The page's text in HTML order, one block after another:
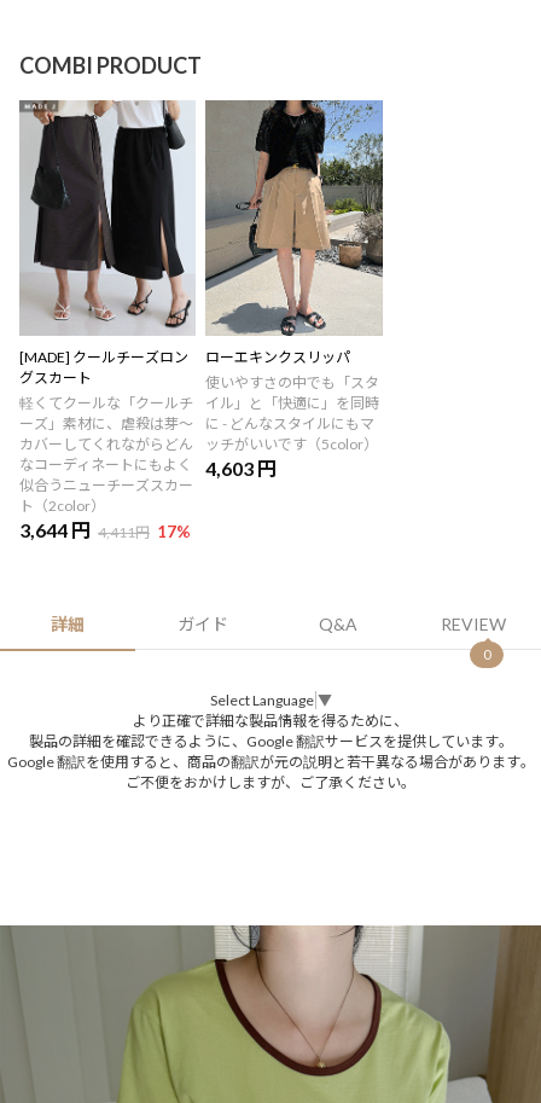
COMBI PRODUCT
[MADE] クールチーズロン
グスカート
軽くてクールな「クールチ
ーズ」素材に、虐殺は芽～
カバーしてくれながらどん
なコーディネートにもよく
似合うニューチーズスカー
ト（2color）
3,644 円 4,411円 17%
ローエキンクスリッパ
使いやすさの中でも「スタ
イル」と「快適に」を同時
に - どんなスタイルにもマ
ッチがいいです（5color）
4,603 円
詳細 ガイド Q&A REVIEW
0
Select Language ▼
より正確で詳細な製品情報を得るために、
製品の詳細を確認できるように、Google 翻訳サービスを提供しています。
Google 翻訳を使用すると、商品の翻訳が元の説明と若干異なる場合があります。
ご不便をおかけしますが、ご了承ください。